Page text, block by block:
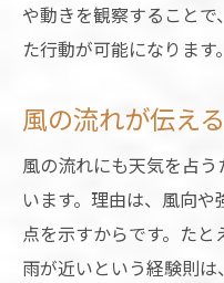
や動きを観察すること
た行動が可能になります。
風の流れが伝え
風の流れにも天気を占
います。理由は、風向
点を示すからです。た
雨が近いという経験則